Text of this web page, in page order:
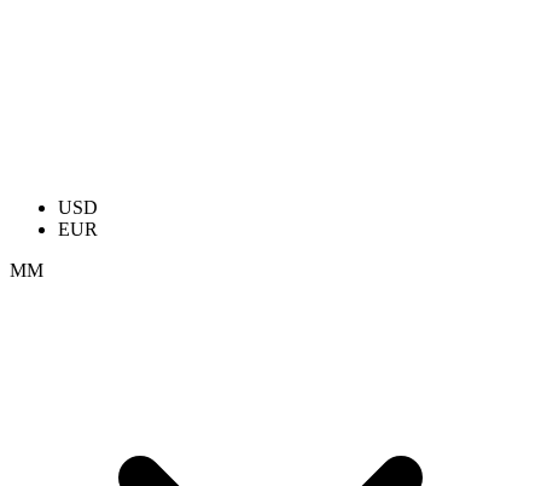
USD
EUR
ММ